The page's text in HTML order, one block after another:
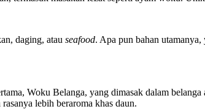
daging, atau seafood. Apa pun bahan
Woku Belanga, yang dimasak dalam
lebih beraroma khas daun.